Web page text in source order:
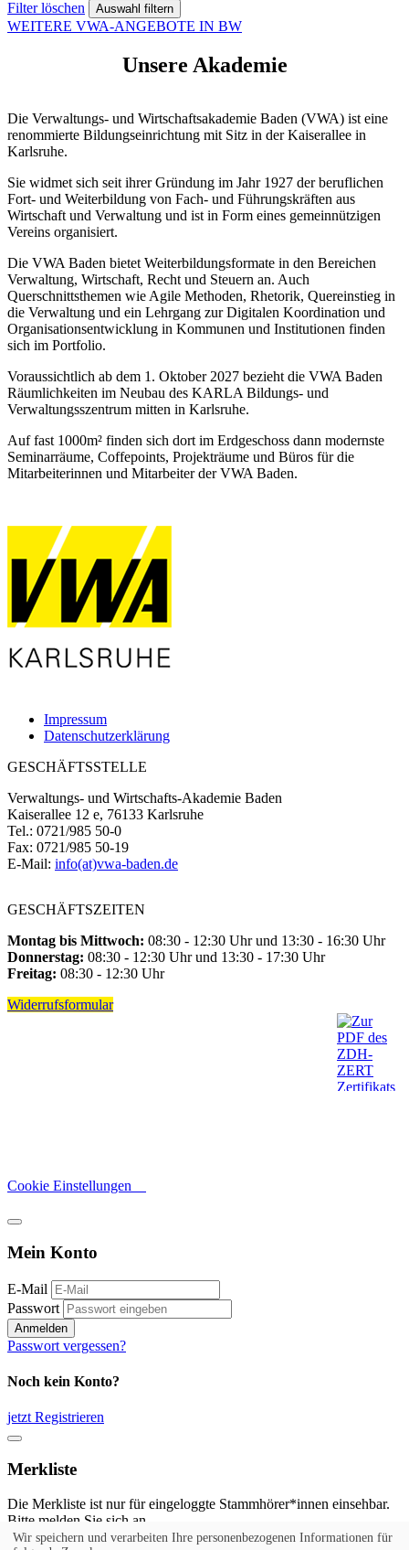
Filter löschen
WEITERE VWA-ANGEBOTE IN BW
Unsere Akademie
Die Verwaltungs- und Wirtschaftsakademie Baden (VWA) ist eine
renommierte Bildungseinrichtung mit Sitz in der Kaiserallee in
Karlsruhe.
Sie widmet sich seit ihrer Gründung im Jahr 1927 der beruflichen
Fort- und Weiterbildung von Fach- und Führungskräften aus
Wirtschaft und Verwaltung und ist in Form eines gemeinnützigen
Vereins organisiert.
Die VWA Baden bietet Weiterbildungsformate in den Bereichen
Verwaltung, Wirtschaft, Recht und Steuern an. Auch
Querschnittsthemen wie Agile Methoden, Rhetorik, Quereinstieg in
die Verwaltung und ein Lehrgang zur Digitalen Koordination und
Organisationsentwicklung in Kommunen und Institutionen finden
sich im Portfolio.
Voraussichtlich ab dem 1. Oktober 2027 bezieht die VWA Baden
Räumlichkeiten im Neubau des KARLA Bildungs- und
Verwaltungsszentrum mitten in Karlsruhe.
Auf fast 1000m² finden sich dort im Erdgeschoss dann modernste
Seminarräume, Coffepoints, Projekträume und Büros für die
Mitarbeiterinnen und Mitarbeiter der VWA Baden.
Impressum
Datenschutzerklärung
GESCHÄFTSSTELLE
Verwaltungs- und Wirtschafts-Akademie Baden
Kaiserallee 12 e, 76133 Karlsruhe
Tel.: 0721/985 50-0
Fax: 0721/985 50-19
E-Mail: info(at)vwa-baden.de
GESCHÄFTSZEITEN
Montag bis Mittwoch: 08:30 - 12:30 Uhr und 13:30 - 16:30 Uhr
Donnerstag: 08:30 - 12:30 Uhr und 13:30 - 17:30 Uhr
Freitag: 08:30 - 12:30 Uhr
Widerrufsformular
Cookie Einstellungen
Mein Konto
E-Mail
Passwort
Anmelden
Passwort vergessen?
Noch kein Konto?
jetzt Registrieren
Merkliste
Die Merkliste ist nur für eingeloggte Stammhörer*innen einsehbar.
Bitte melden Sie sich an.
Wir speichern und verarbeiten Ihre personenbezogenen Informationen für